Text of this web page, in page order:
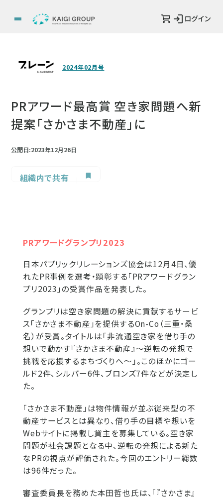
ログイン
2024年02月号
PRアワード最高賞 空き家問題へ新
提案「さかさま不動産」に
公開日:2023年12月26日
組織内で共有
PRアワードグランプリ2023
日本パブリックリレーションズ協会は12月4日、優
れたPR事例を選考・顕彰する「PRアワードグラン
プリ2023」の受賞作品を発表した。
グランプリは空き家問題の解決に貢献するサービ
ス「さかさま不動産」を提供するOn-Co（三重・桑
名）が受賞。タイトルは「非流通空き家を借り手の
想いで動かす『さかさま不動産』～逆転の発想で
挑戦を応援するまちづくりへ～」。このほかにゴー
ルド2件、シルバー6件、ブロンズ7件などが決定し
た。
「さかさま不動産」は物件情報が並ぶ従来型の不
動産サービスとは異なり、借り手の目標や想いを
Webサイトに掲載し貸主を募集している。空き家
問題が社会課題となる中、逆転の発想による新た
なPRの視点が評価された。今回のエントリー総数
は96件だった。
審査委員長を務めた本田哲也氏は、「『さかさま』